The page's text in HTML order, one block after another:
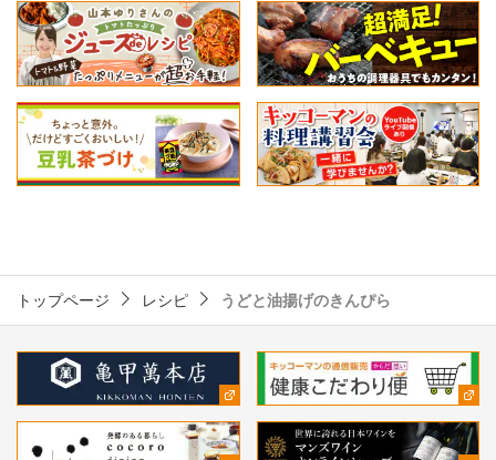
トップページ レシピ うどと油揚げのきんぴら